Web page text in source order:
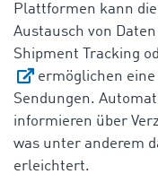
Plattformen kann
Austausch von
Shipment Tracking
ermöglichen eine
Sendungen.
informieren über
was unter anderem
erleichtert.